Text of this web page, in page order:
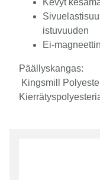
istuvuuden
Ei-
Päällyskangas:
Kingsmill